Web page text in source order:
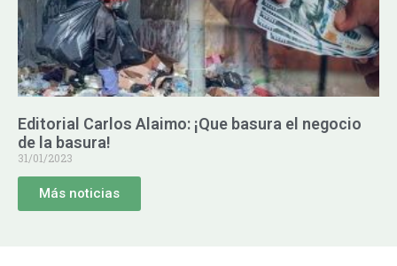
Editorial Carlos Alaimo: ¡Que basura el negocio
de la basura!
31/01/2023
Más noticias